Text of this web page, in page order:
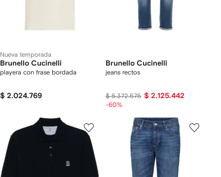
Nueva temporada
Brunello Cucinelli
playera con frase bordada
$ 2.024.769
Brunello Cucinelli
jeans rectos
$ 5.372.575 $ 2.125.442
-60%